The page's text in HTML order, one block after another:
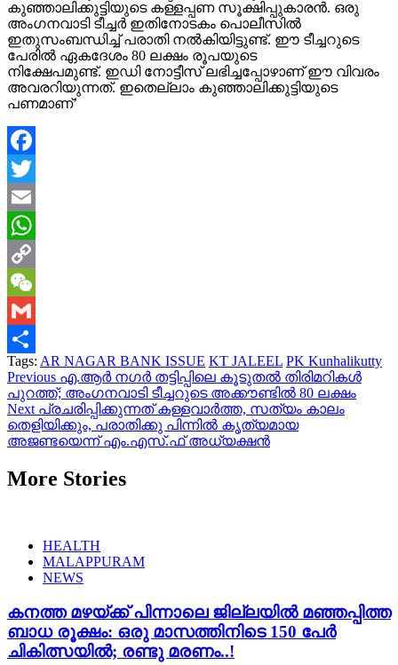
കുഞ്ഞാലിക്കുട്ടിയുടെ കള്ളപ്പണ സൂക്ഷിപ്പുകാരൻ. ഒരു
അംഗനവാടി ടീച്ചർ ഇതിനോടകം പൊലീസിൽ
ഇതുസംബന്ധിച്ച് പരാതി നൽകിയിട്ടുണ്ട്. ഈ ടീച്ചറുടെ
പേരിൽ ഏകദേശം 80 ലക്ഷം രൂപയുടെ
നിക്ഷേപമുണ്ട്. ഇഡി നോട്ടീസ് ലഭിച്ചപ്പോഴാണ് ഈ വിവരം
അവരറിയുന്നത്. ഇതെല്ലാം കുഞ്ഞാലിക്കുട്ടിയുടെ
പണമാണ്’
Facebook
Twitter
Email
WhatsApp
Copy
Link
WeChat
Gmail
Share
Tags: AR NAGAR BANK ISSUE KT JALEEL PK Kunhalikutty
Continue
Reading
Previous എ.ആർ നഗർ തട്ടിപ്പിലെ കൂടുതൽ തിരിമറികൾ
പുറത്ത്; അംഗനവാടി ടീച്ചറുടെ അക്കൗണ്ടിൽ 80 ലക്ഷം
Next പ്രചരിപ്പിക്കുന്നത് കള്ളവാർത്ത, സത്യം കാലം
തെളിയിക്കും, പരാതിക്കു പിന്നിൽ കൃത്യമായ
അജണ്ടയെന്ന് എം.എസ്.ഫ് അധ്യക്ഷൻ
More Stories
HEALTH
MALAPPURAM
NEWS
കനത്ത മഴയ്‌ക്ക് പിന്നാലെ ജില്ലയിൽ മഞ്ഞപ്പിത്ത
ബാധ രൂക്ഷം: ഒരു മാസത്തിനിടെ 150 പേർ
ചികിത്സയിൽ; രണ്ടു മരണം..!